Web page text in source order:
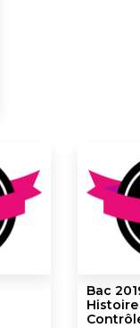
Bac
Histoire